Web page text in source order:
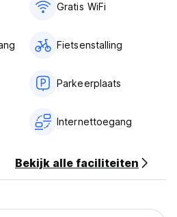
Gratis WiFi
Fietsenstalling
Parkeerplaats
Internettoegang
Bekijk alle faciliteiten